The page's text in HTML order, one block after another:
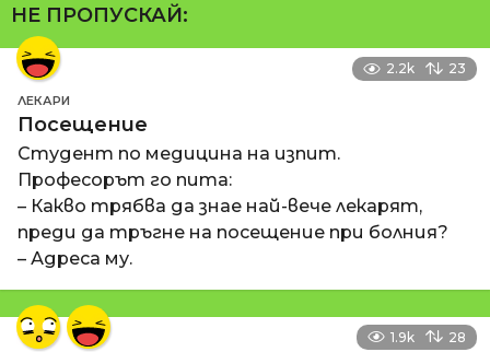
НЕ ПРОПУСКАЙ:
2.2k 23
ЛЕКАРИ
Посещение
Студент по медицина на изпит.
Професорът го пита:
– Какво трябва да знае най-вече лекарят,
преди да тръгне на посещение при болния?
– Адреса му.
1.9k 28